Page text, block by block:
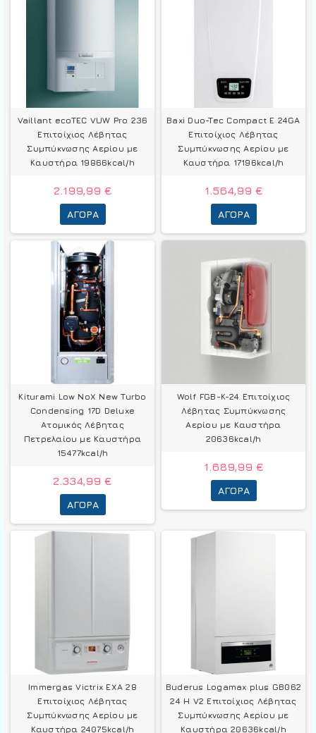
Vaillant ecoTEC VUW Pro 236
Επιτοίχιος Λέβητας
Συμπύκνωσης Αερίου με
Καυστήρα 19866kcal/h
2.199,99 €
ΑΓΟΡΆ
Baxi Duo-Tec Compact E 24GA
Επιτοίχιος Λέβητας
Συμπύκνωσης Αερίου με
Καυστήρα 17196kcal/h
1.564,99 €
ΑΓΟΡΆ
Kiturami Low NoX New Turbo
Condensing 17D Deluxe
Ατομικός Λέβητας
Πετρελαίου με Καυστήρα
15477kcal/h
2.334,99 €
ΑΓΟΡΆ
Wolf FGB-K-24 Επιτοίχιος
Λέβητας Συμπύκνωσης
Αερίου με Καυστήρα
20636kcal/h
1.689,99 €
ΑΓΟΡΆ
Immergas Victrix EXA 28
Επιτοίχιος Λέβητας
Συμπύκνωσης Αερίου με
Καυστήρα 24075kcal/h
Buderus Logamax plus GB062
24 H V2 Επιτοίχιος Λέβητας
Συμπύκνωσης Αερίου με
Καυστήρα 20636kcal/h